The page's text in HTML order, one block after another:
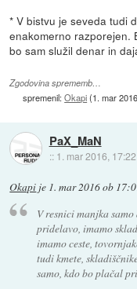
* V bistvu je seveda tudi
enakomerno razporejen.
bo sam služil denar in
Zgodovina sprememb…
spremenil:Okapi(1. mar
PaX_MaN
:: 1. mar 2016, 17:22
Okapi je 1. mar 2016 ob
V resnici manjka
pridelavo, imamo
imamo ceste,
tudi kmete,
samo, kdo bo plačal